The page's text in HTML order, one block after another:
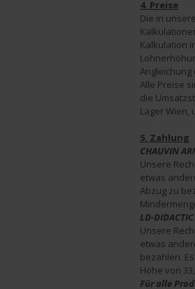
4. Preise
Die in
Kalkulation
Angleichung
Alle Preise
die
Lager
5. Zahlung
CHAUVIN
Unsere
etwas
Abzug zu
LD-
Unsere
etwas
bezahlen.
Höhe von
Für alle